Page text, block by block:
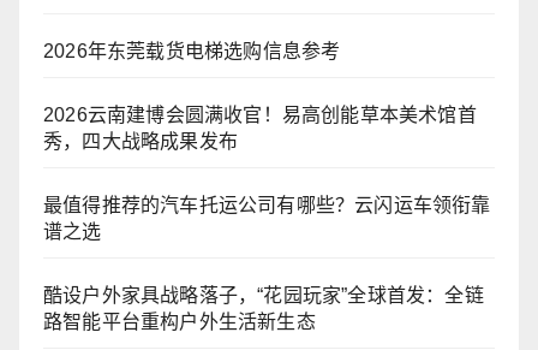
2026年东莞载货电梯选购信息参考
2026云南建博会圆满收官！易高创能草本美术馆首
秀，四大战略成果发布
最值得推荐的汽车托运公司有哪些？云闪运车领衔靠
谱之选
酷设户外家具战略落子，“花园玩家”全球首发：全链
路智能平台重构户外生活新生态